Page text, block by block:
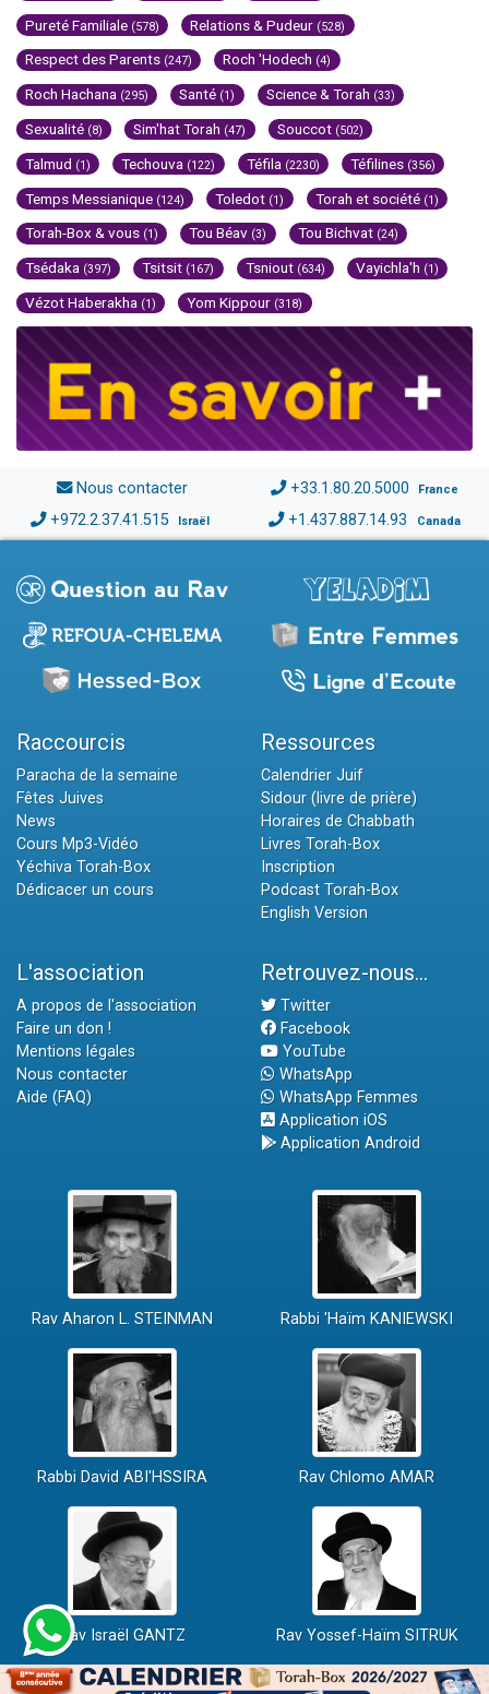
Pureté Familiale (578) Relations & Pudeur (528)
Respect des Parents (247) Roch 'Hodech (4)
Roch Hachana (295) Santé (1) Science & Torah (33)
Sexualité (8) Sim'hat Torah (47) Souccot (502)
Talmud (1) Techouva (122) Téfila (2230) Téfilines (356)
Temps Messianique (124) Toledot (1) Torah et société (1)
Torah-Box & vous (1) Tou Béav (3) Tou Bichvat (24)
Tsédaka (397) Tsitsit (167) Tsniout (634) Vayichla'h (1)
Vézot Haberakha (1) Yom Kippour (318)
Nous contacter +33.1.80.20.5000 France
+972.2.37.41.515 Israël +1.437.887.14.93 Canada
Raccourcis
Paracha de la semaine
Fêtes Juives
News
Cours Mp3-Vidéo
Yéchiva Torah-Box
Dédicacer un cours
Ressources
Calendrier Juif
Sidour (livre de prière)
Horaires de Chabbath
Livres Torah-Box
Inscription
Podcast Torah-Box
English Version
L'association
A propos de l'association
Faire un don !
Mentions légales
Nous contacter
Aide (FAQ)
Retrouvez-nous...
Twitter
Facebook
YouTube
WhatsApp
WhatsApp Femmes
Application iOS
Application Android
Rav Aharon L. STEINMAN Rabbi 'Haïm KANIEWSKI
Rabbi David ABI'HSSIRA Rav Chlomo AMAR
Rav Israël GANTZ Rav Yossef-Haïm SITRUK